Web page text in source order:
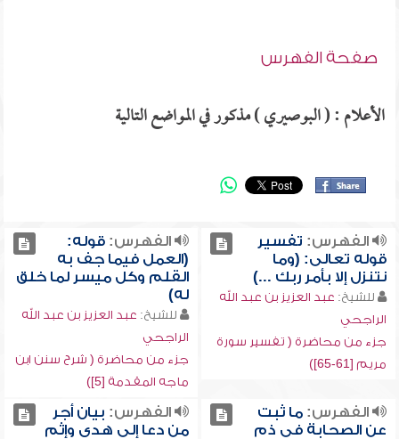
صفحة الفهرس
الأعلام : ( البوصيري ) مذكور في المواضع التالية
الفهرس: تفسير
قوله تعالى: (وما
نتنزل إلا بأمر ربك ...)
للشيخ: عبد العزيز بن عبد الله
الراجحي
جزء من محاضرة ( تفسير سورة
مريم [61-65])
الفهرس:قوله:
(العمل فيما جف به
القلم وكل ميسر لما خلق
له)
للشيخ: عبد العزيز بن عبد الله
الراجحي
جزء من محاضرة ( شرح سنن ابن
ماجه المقدمة [5])
الفهرس:ما ثبت
عن الصحابة في ذم
الفهرس: بيان أجر
من دعا إلى هدى وإثم